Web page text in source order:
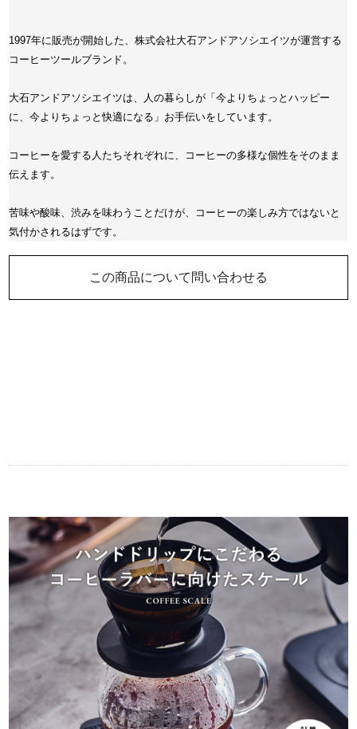
この商品について問い合わせる
1997年に販売が開始した、株式会社大石アンドアソシエイツが運営する
コーヒーツールブランド。
大石アンドアソシエイツは、人の暮らしが「今よりちょっとハッピー
に、今よりちょっと快適になる」お手伝いをしています。
コーヒーを愛する人たちそれぞれに、コーヒーの多様な個性をそのまま
伝えます。
苦味や酸味、渋みを味わうことだけが、コーヒーの楽しみ方ではないと
気付かされるはずです。